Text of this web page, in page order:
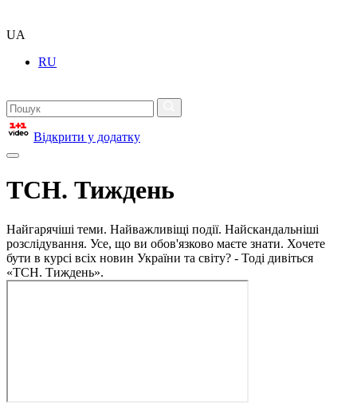
UA
RU
Відкрити у додатку
ТСН. Тиждень
Найгарячіші теми. Найважливіщі події. Найскандальніші
розслідування. Усе, що ви обов'язково маєте знати. Хочете
бути в курсі всіх новин України та світу? - Тоді дивіться
«ТСН. Тиждень».